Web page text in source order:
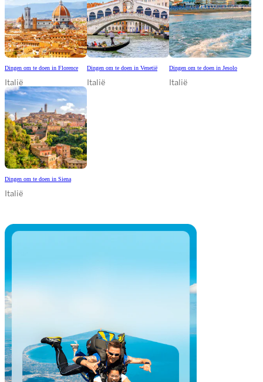
Dingen om te doen in Florence
Italië
Dingen om te doen in Venetië
Italië
Dingen om te doen in Jesolo
Italië
Dingen om te doen in Siena
Italië